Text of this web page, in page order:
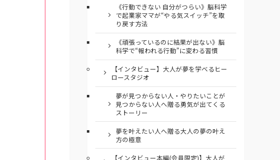
《行動できない 自分がつらい》脳科学
で起業家ママが“やる気スイッチ”を取
り戻す方法
《頑張っているのに結果が出ない》脳
科学で“報われる行動”に変わる習慣
【インタビュー】大人が夢を学べるヒー
ロースタジオ
夢が見つからない人・やりたいことが
見つからない人へ贈る勇気が出てくる
ストーリー
夢を叶えたい人へ贈る大人の夢の叶え
方の極意
【インタビュー本編(会員限定)】大人が